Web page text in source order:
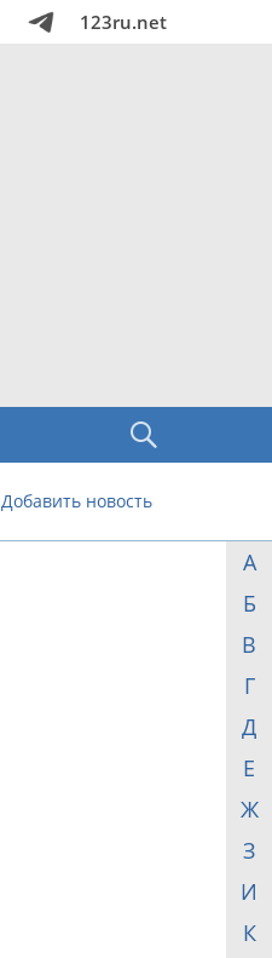
123ru.net
Добавить новость
А
Б
В
Г
Д
Е
Ж
З
И
К